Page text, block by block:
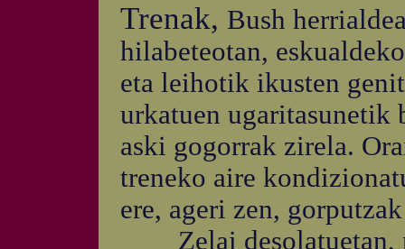
Trenak, Bush
hilabeteotan,
eta leihotik ikusten
urkatuen ugaritasunetik
aski gogorrak zirela.
treneko aire
ere, ageri zen,
Zelai desolatuetan,